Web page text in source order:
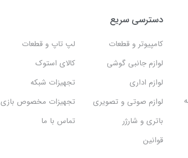
دسترسی سریع
کامپیوتر و قطعات
لپ تاپ و قطعات
لوازم جانبی گوشی
کالای استوک
لوازم اداری
تجهیزات شبکه
لوازم صوتی و تصویری
تجهیزات مخصوص بازی
باتری و شارژر
تماس با ما
قوانین